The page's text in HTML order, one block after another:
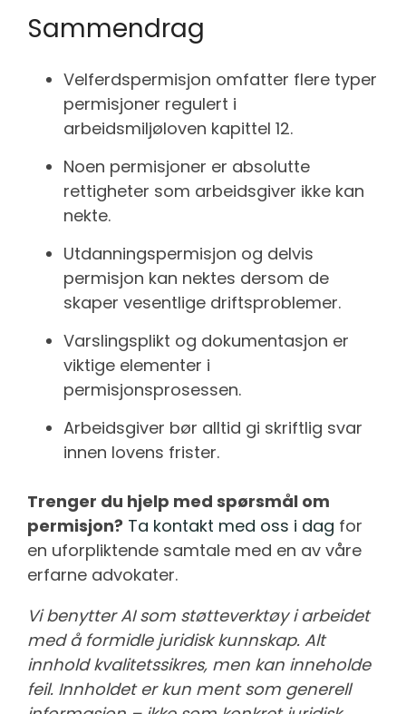
Sammendrag
Velferdspermisjon omfatter flere typer
permisjoner regulert i
arbeidsmiljøloven kapittel 12.
Noen permisjoner er absolutte
rettigheter som arbeidsgiver ikke kan
nekte.
Utdanningspermisjon og delvis
permisjon kan nektes dersom de
skaper vesentlige driftsproblemer.
Varslingsplikt og dokumentasjon er
viktige elementer i
permisjonsprosessen.
Arbeidsgiver bør alltid gi skriftlig svar
innen lovens frister.
Trenger du hjelp med spørsmål om
permisjon? Ta kontakt med oss i dag for
en uforpliktende samtale med en av våre
erfarne advokater.
Vi benytter AI som støtteverktøy i arbeidet
med å formidle juridisk kunnskap. Alt
innhold kvalitetssikres, men kan inneholde
feil. Innholdet er kun ment som generell